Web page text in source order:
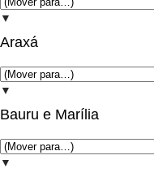
▼
Araxá
▼
Bauru e Marília
▼